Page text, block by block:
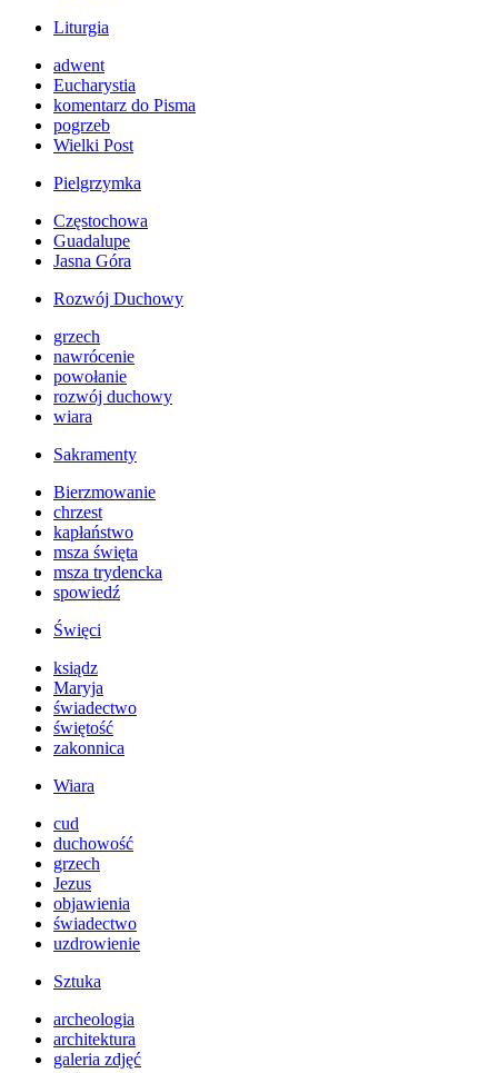
Liturgia
adwent
Eucharystia
komentarz do Pisma
pogrzeb
Wielki Post
Pielgrzymka
Częstochowa
Guadalupe
Jasna Góra
Rozwój Duchowy
grzech
nawrócenie
powołanie
rozwój duchowy
wiara
Sakramenty
Bierzmowanie
chrzest
kapłaństwo
msza święta
msza trydencka
spowiedź
Święci
ksiądz
Maryja
świadectwo
świętość
zakonnica
Wiara
cud
duchowość
grzech
Jezus
objawienia
świadectwo
uzdrowienie
Sztuka
archeologia
architektura
galeria zdjęć